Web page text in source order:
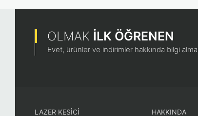
OLMAK İLK ÖĞRENEN
Evet, ürünler ve indirimler hakkında bilgi
LAZER KESİCİ HAKKINDA